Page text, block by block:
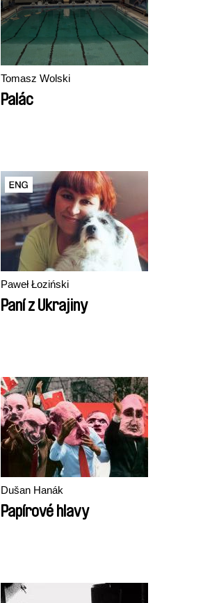
Tomasz Wolski
Palác
Paweł Łoziński
Paní z Ukrajiny
Dušan Hanák
Papírové hlavy